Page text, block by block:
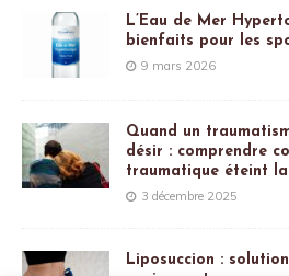
L’Eau de Mer
bienfaits pour les
9 mars 2026
Quand un
désir : comprendre
traumatique éteint
3 décembre 2025
Liposuccion :